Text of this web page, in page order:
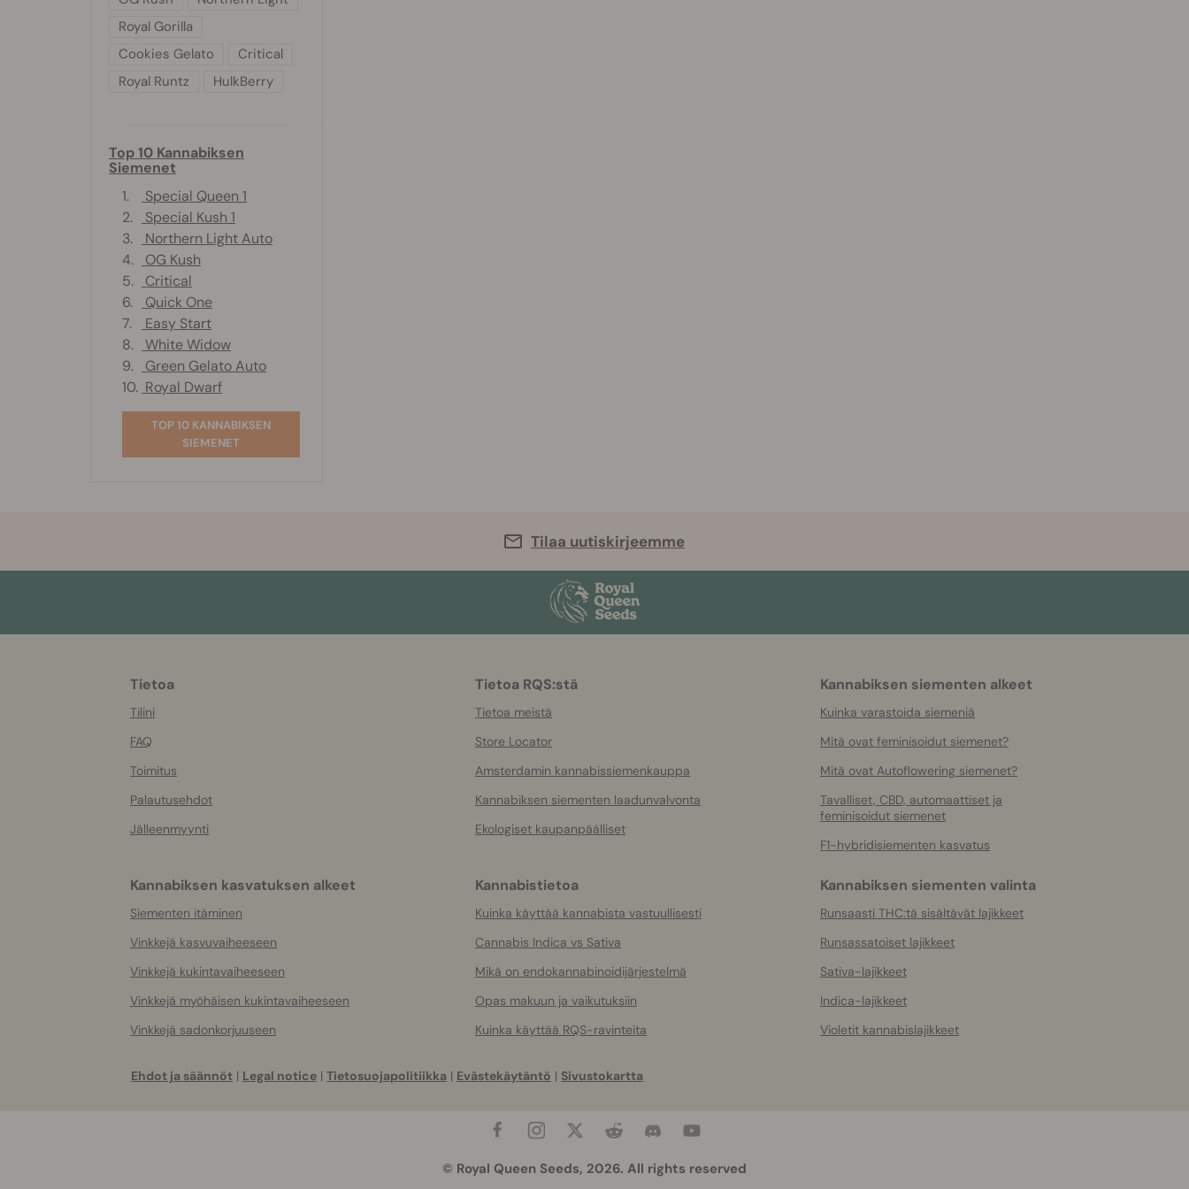
Royal Gorilla
Cookies Gelato
Critical
Royal Runtz
HulkBerry
Top 10 Kannabiksen
Siemenet
1.
Special Queen 1
2.
Special Kush 1
3.
Northern Light Auto
4.
OG Kush
5.
Critical
6.
Quick One
7.
Easy Start
8.
White Widow
9.
Green Gelato Auto
10. Royal Dwarf
TOP 10 KANNABIKSEN
SIEMENET
Tilaa uutiskirjeemme
Tietoa
Tilini
FAQ
Toimitus
Palautusehdot
Jälleenmyynti
Tietoa RQS:stä
Tietoa meistä
Store Locator
Amsterdamin kannabissiemenkauppa
Kannabiksen siementen laadunvalvonta
Ekologiset kaupanpäälliset
Kannabiksen siementen alkeet
Kuinka varastoida siemeniä
Mitä ovat feminisoidut siemenet?
Mitä ovat Autoflowering siemenet?
Tavalliset, CBD, automaattiset ja
feminisoidut siemenet
F1-hybridisiementen kasvatus
Kannabiksen kasvatuksen alkeet
Siementen itäminen
Vinkkejä kasvuvaiheeseen
Vinkkejä kukintavaiheeseen
Vinkkejä myöhäisen kukintavaiheeseen
Vinkkejä sadonkorjuuseen
Kannabistietoa
Kuinka käyttää kannabista vastuullisesti
Cannabis Indica vs Sativa
Mikä on endokannabinoidijärjestelmä
Opas makuun ja vaikutuksiin
Kuinka käyttää RQS-ravinteita
Kannabiksen siementen valinta
Runsaasti THC:tä sisältävät lajikkeet
Runsassatoiset lajikkeet
Sativa-lajikkeet
Indica-lajikkeet
Violetit kannabislajikkeet
Ehdot ja säännöt | Legal notice | Tietosuojapolitiikka | Evästekäytäntö | Sivustokartta
© Royal Queen Seeds, 2026. All rights reserved